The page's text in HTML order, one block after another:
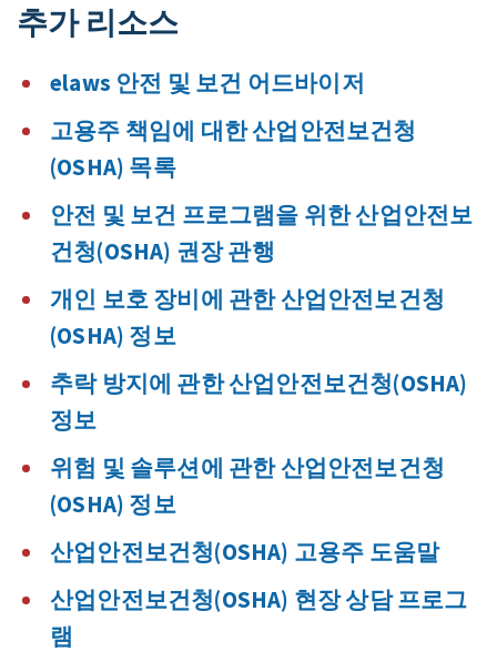
추가 리소스
elaws 안전 및 보건 어드바이저
고용주 책임에 대한 산업안전보건청
(OSHA) 목록
안전 및 보건 프로그램을 위한 산업안전보
건청(OSHA) 권장 관행
개인 보호 장비에 관한 산업안전보건청
(OSHA) 정보
추락 방지에 관한 산업안전보건청(OSHA)
정보
위험 및 솔루션에 관한 산업안전보건청
(OSHA) 정보
산업안전보건청(OSHA) 고용주 도움말
산업안전보건청(OSHA) 현장 상담 프로그
램